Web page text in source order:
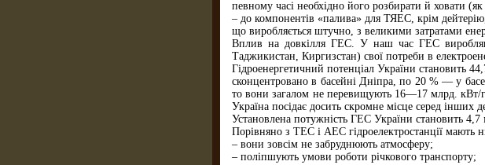
певному часі необхідно його розбирати й ховати
– до компонентів «палива» для ТЯЕС, крім
що виробляється штучно, з великими затратами
Вплив на довкілля ГЕС. У наш час ГЕС
Таджикистан, Киргизстан) свої потреби в
Гідроенергетичний потенціал України становить
сконцентровано в басейні Дніпра, по 20 % — у
то вони загалом не перевищують 16—17 млрд. кВт/
Україна посідає досить скромне місце серед інших
Установлена потужність ГЕС України становить 4,7
Порівняно з ТЕС і АЕС гідроелектростанції мають
– вони зовсім не забруднюють атмосферу;
– поліпшують умови роботи річкового транспорту;